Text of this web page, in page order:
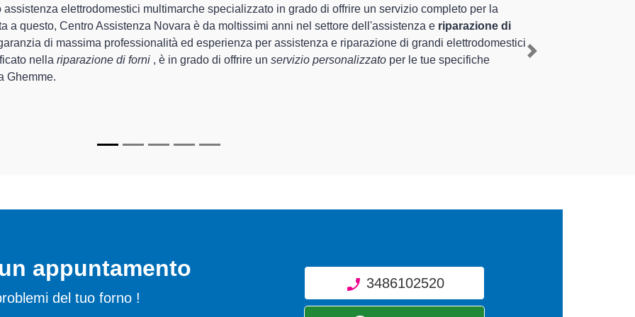
Novara sono in grado di garantire al cliente esperienza pluriennale nel territorio di Ghemme e
sistemazione e lariparazione del tuo forno a Ghemme , mediante il ripristino rapido del corretto
Assistenza Novara sono in grado di fornire interventi di diverse tipologie sugli elettrodomestici da
funzionanti e durare a lungo nel tempo.
Next
appuntamento
del tuo forno !
3486102520